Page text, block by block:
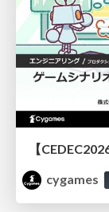
cygames